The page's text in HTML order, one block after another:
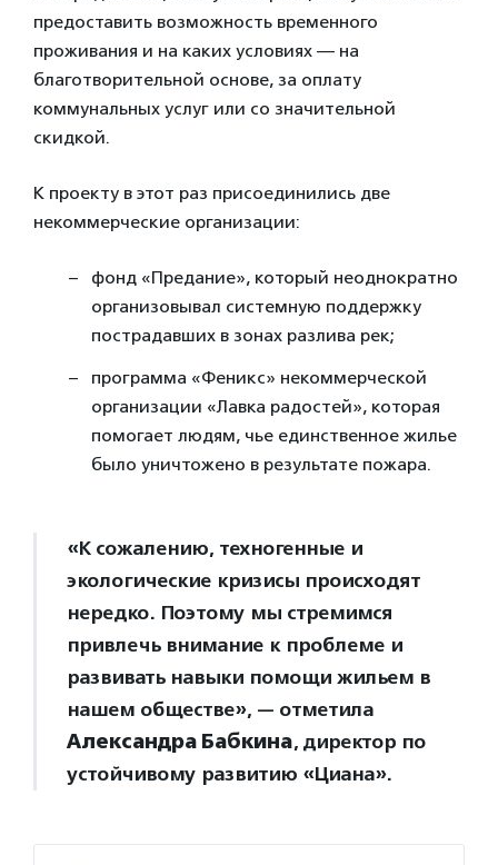
предоставить возможность временного
проживания и на каких условиях — на
благотворительной основе, за оплату
коммунальных услуг или со значительной
скидкой.
К проекту в этот раз присоединились две
некоммерческие организации:
фонд «Предание», который неоднократно
организовывал системную поддержку
пострадавших в зонах разлива рек;
программа «Феникс» некоммерческой
организации «Лавка радостей», которая
помогает людям, чье единственное жилье
было уничтожено в результате пожара.
«К сожалению, техногенные и
экологические кризисы происходят
нередко. Поэтому мы стремимся
привлечь внимание к проблеме и
развивать навыки помощи жильем в
нашем обществе», — отметила
Александра Бабкина, директор по
устойчивому развитию «Циана».